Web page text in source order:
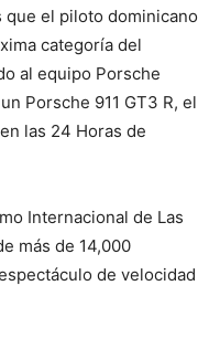
que el piloto dominicano
categoría del
al equipo Porsche
Porsche 911 GT3 R, el
las 24 Horas de
Internacional de Las
más de 14,000
de velocidad